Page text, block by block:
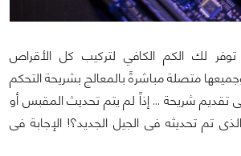
لك الكم الكافي لتركيب كل الأقراص
متصلة مباشرةً بالمعالج بشريحة التحكم
تقديم شريحة ... إذاً لم يتم تحديث المقبس أو
تم تحديثه فى الجيل الجديد؟! الإجابة فى